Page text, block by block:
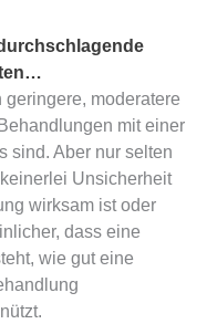
moderatere
mit einer
sind. Aber nur selten
Unsicherheit
wirksam ist oder
dass eine
wie gut eine